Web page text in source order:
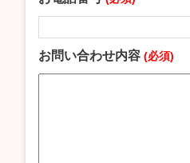
お問い合わせ内容 (必須)